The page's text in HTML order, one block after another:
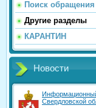
Поиск обращения
Другие разделы
КАРАНТИН
Новости
Свердловской